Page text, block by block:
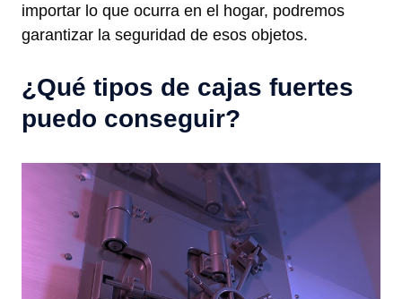
importar lo que ocurra en el hogar, podremos
garantizar la seguridad de esos objetos.
¿Qué tipos de cajas fuertes
puedo conseguir?